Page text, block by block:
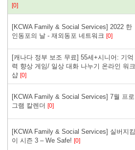
[0]
[KCWA Family & Social Services] 2022 한
인동포의 날 - 재외동포 네트워크 [0]
[캐나다 정부 보조 무료] 55세+시니어: 기억
력 향상 게임/ 일상 대화 나누기 온라인 워크
샵 [0]
[KCWA Family & Social Services] 7월 프로
그램 칼렌더 [0]
[KCWA Family & Social Services] 실버지킴
이 시즌 3 – We Safe! [0]